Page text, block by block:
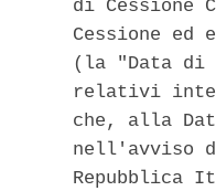
di Cessione
Cessione ed
(la "Data
relativi
che, alla
nell'avviso
Repubblica